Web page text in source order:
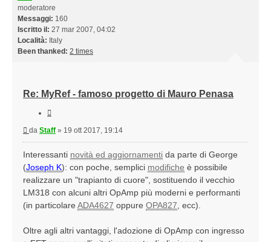
moderatore
Messaggi: 160
Iscritto il: 27 mar 2007, 04:02
Località: Italy
Been thanked: 2 times
Re: MyRef - famoso progetto di Mauro Penasa
Messaggio
da Staff » 19 ott 2017, 19:14
Interessanti novità ed aggiornamenti da parte di George
(Joseph K): con poche, semplici modifiche è possibile
realizzare un "trapianto di cuore", sostituendo il vecchio
LM318 con alcuni altri OpAmp più moderni e performanti
(in particolare ADA4627 oppure OPA827 , ecc).
Oltre agli altri vantaggi, l'adozione di OpAmp con ingresso